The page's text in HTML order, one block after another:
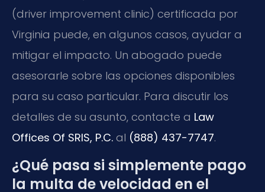
(driver improvement clinic) certificada por
Virginia puede, en algunos casos, ayudar a
mitigar el impacto. Un abogado puede
asesorarle sobre las opciones disponibles
para su caso particular. Para discutir los
detalles de su asunto, contacte a Law
Offices Of SRIS, P.C. al (888) 437-7747.
¿Qué pasa si simplemente pago
la multa de velocidad en el